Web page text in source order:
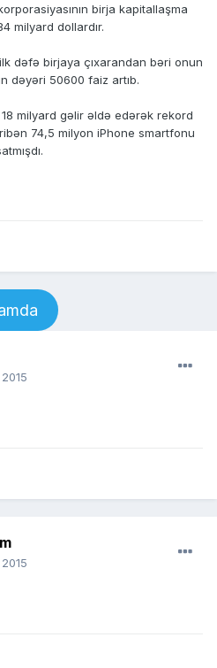
birja kapitallaşma
milyard dollardır.
dəfə birjaya çıxarandan bəri onun
dəyəri 50600 faiz artıb.
milyard gəlir əldə edərək rekord
74,5 milyon iPhone smartfonu